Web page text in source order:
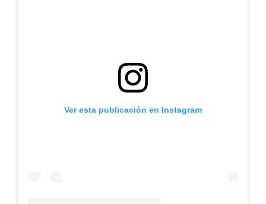
Ver esta publicación en Instagram